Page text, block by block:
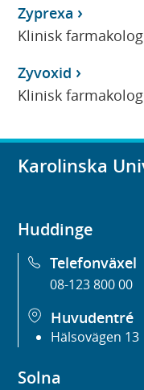
Zyprexa
Klinisk
Zyvoxid
Klinisk
Karolinska
Huddinge
Telefonväxel
08-123 800 00
Huvudentré
Hälsovägen 13
Solna